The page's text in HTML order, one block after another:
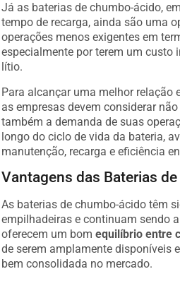
Já as baterias de chumbo-ácido,
tempo de recarga, ainda são uma
operações menos exigentes em
especialmente por terem um custo
lítio.
Para alcançar uma melhor relação
as empresas devem considerar
também a demanda de suas
longo do ciclo de vida da bateria,
manutenção, recarga e eficiência
Vantagens das Baterias
As baterias de chumbo-ácido têm
empilhadeiras e continuam sendo
oferecem um bomequilíbrio entre
de serem amplamente disponíveis
bem consolidada no mercado.